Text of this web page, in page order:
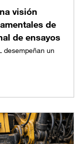
visión
de
de ensayos
desempeñan un